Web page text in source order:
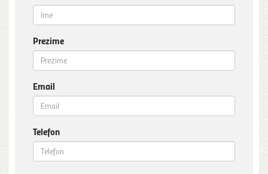
Prezime
Email
Telefon